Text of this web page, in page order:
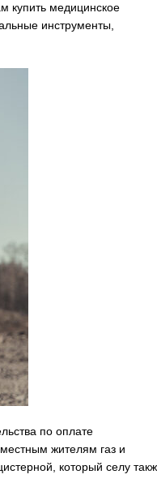
купить медицинское
инструменты,
по оплате
жителям газ и
который селу